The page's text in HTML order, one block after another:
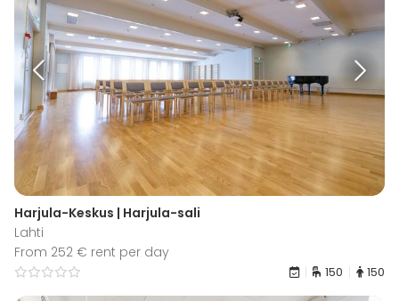
Harjula-Keskus | Harjula-sali
Lahti
From 252 € rent per day
150 150